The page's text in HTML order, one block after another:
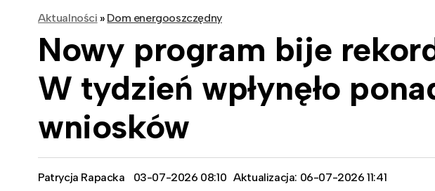
Aktualności » Dom energooszczędny
Nowy program bije
W tydzień wpłynęło
wniosków
Patrycja Rapacka 03-07-2026 08:10 Aktualizacja: 06-07-2026 11:41